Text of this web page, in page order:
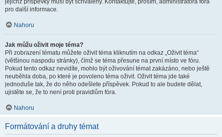
jejichž příspěvky musí být schváleny. Kontaktujte, prosím, administrátora fóra
pro další informace.
Nahoru
Jak můžu oživit moje téma?
Při zobrazení tématu můžete oživit téma kliknutím na odkaz „Oživit téma“
(většinou naspodu stránky), čímž se téma přesune na první místo ve fóru.
Pokud tento odkaz nevidíte, mohlo být oživování témat zakázáno, nebo ještě
neuběhla doba, po které je povoleno téma oživit. Oživit téma jde také
jednoduše tak, že do něho odešlete příspěvek. Pokud to ale budete dělat,
ujistěte se, že to není proti pravidlům fóra.
Nahoru
Formátování a druhy témat